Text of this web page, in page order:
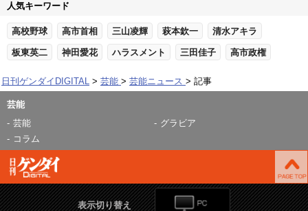
人気キーワード
高校野球 高市首相 三山凌輝 萩本欽一 清水アキラ
板東英二 神田愛花 ハラスメント 三田佳子 高市政権
日刊ゲンダイDIGITAL 芸能 芸能ニュース 記事
芸能
芸能
グラビア
コラム
表示切り替え